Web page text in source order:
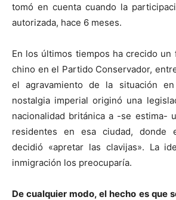
tomó en cuenta cuando la
autorizada, hace 6 meses.
En los últimos tiempos ha crecido un
chino en el Partido Conservador,
el agravamiento de la situación
nostalgia imperial originó una
nacionalidad británica a -se estima-
residentes en esa ciudad, donde
decidió «apretar las clavijas». La
inmigración los preocuparía.
De cualquier modo, el hecho es que